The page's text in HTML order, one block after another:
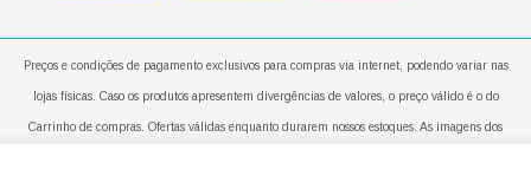
Preços e condições de pagamento exclusivos para compras via internet, podendo variar nas
lojas físicas. Caso os produtos apresentem divergências de valores, o preço válido é o do
Carrinho de compras. Ofertas válidas enquanto durarem nossos estoques. As imagens dos